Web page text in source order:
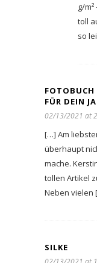
g/
toll
so
FOTOBUCH
FÜR DEIN
02/13/2021 at
[…] Am
überhaupt
mache.
tollen Artikel
Neben vielen
SILKE